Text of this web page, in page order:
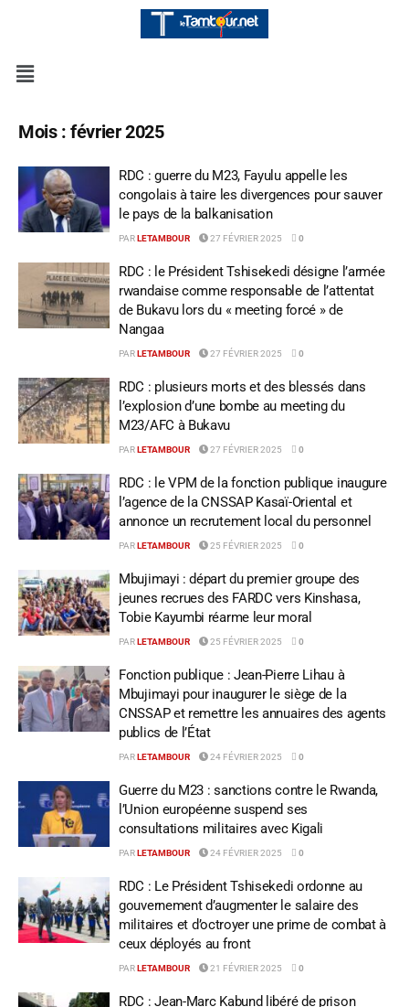
Mois :février 2025
RDC : guerre du M23, Fayulu appelle les
congolais à taire les divergences pour sauver
le pays de la balkanisation
PAR LETAMBOUR 27 FÉVRIER 2025 0
RDC : le Président Tshisekedi désigne l’armée
rwandaise comme responsable de l’attentat
de Bukavu lors du « meeting forcé » de
Nangaa
PAR LETAMBOUR 27 FÉVRIER 2025 0
RDC : plusieurs morts et des blessés dans
l’explosion d’une bombe au meeting du
M23/AFC à Bukavu
PAR LETAMBOUR 27 FÉVRIER 2025 0
RDC : le VPM de la fonction publique inaugure
l’agence de la CNSSAP Kasaï-Oriental et
annonce un recrutement local du personnel
PAR LETAMBOUR 25 FÉVRIER 2025 0
Mbujimayi : départ du premier groupe des
jeunes recrues des FARDC vers Kinshasa,
Tobie Kayumbi réarme leur moral
PAR LETAMBOUR 25 FÉVRIER 2025 0
Fonction publique : Jean-Pierre Lihau à
Mbujimayi pour inaugurer le siège de la
CNSSAP et remettre les annuaires des agents
publics de l’État
PAR LETAMBOUR 24 FÉVRIER 2025 0
Guerre du M23 : sanctions contre le Rwanda,
l’Union européenne suspend ses
consultations militaires avec Kigali
PAR LETAMBOUR 24 FÉVRIER 2025 0
RDC : Le Président Tshisekedi ordonne au
gouvernement d’augmenter le salaire des
militaires et d’octroyer une prime de combat à
ceux déployés au front
PAR LETAMBOUR 21 FÉVRIER 2025 0
RDC : Jean-Marc Kabund libéré de prison